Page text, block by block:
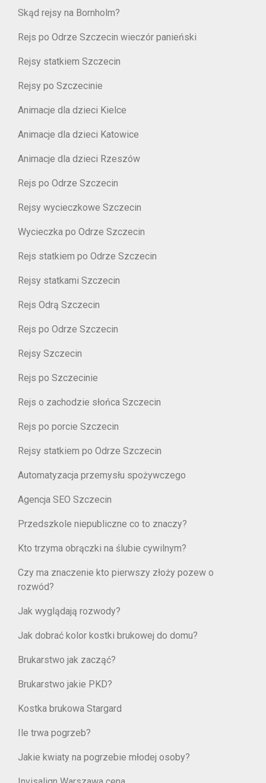
Skąd rejsy na Bornholm?
Rejs po Odrze Szczecin wieczór panieński
Rejsy statkiem Szczecin
Rejsy po Szczecinie
Animacje dla dzieci Kielce
Animacje dla dzieci Katowice
Animacje dla dzieci Rzeszów
Rejs po Odrze Szczecin
Rejsy wycieczkowe Szczecin
Wycieczka po Odrze Szczecin
Rejs statkiem po Odrze Szczecin
Rejsy statkami Szczecin
Rejs Odrą Szczecin
Rejs po Odrze Szczecin
Rejsy Szczecin
Rejs po Szczecinie
Rejs o zachodzie słońca Szczecin
Rejs po porcie Szczecin
Rejsy statkiem po Odrze Szczecin
Automatyzacja przemysłu spożywczego
Agencja SEO Szczecin
Przedszkole niepubliczne co to znaczy?
Kto trzyma obrączki na ślubie cywilnym?
Czy ma znaczenie kto pierwszy złoży pozew o
rozwód?
Jak wyglądają rozwody?
Jak dobrać kolor kostki brukowej do domu?
Brukarstwo jak zacząć?
Brukarstwo jakie PKD?
Kostka brukowa Stargard
Ile trwa pogrzeb?
Jakie kwiaty na pogrzebie młodej osoby?